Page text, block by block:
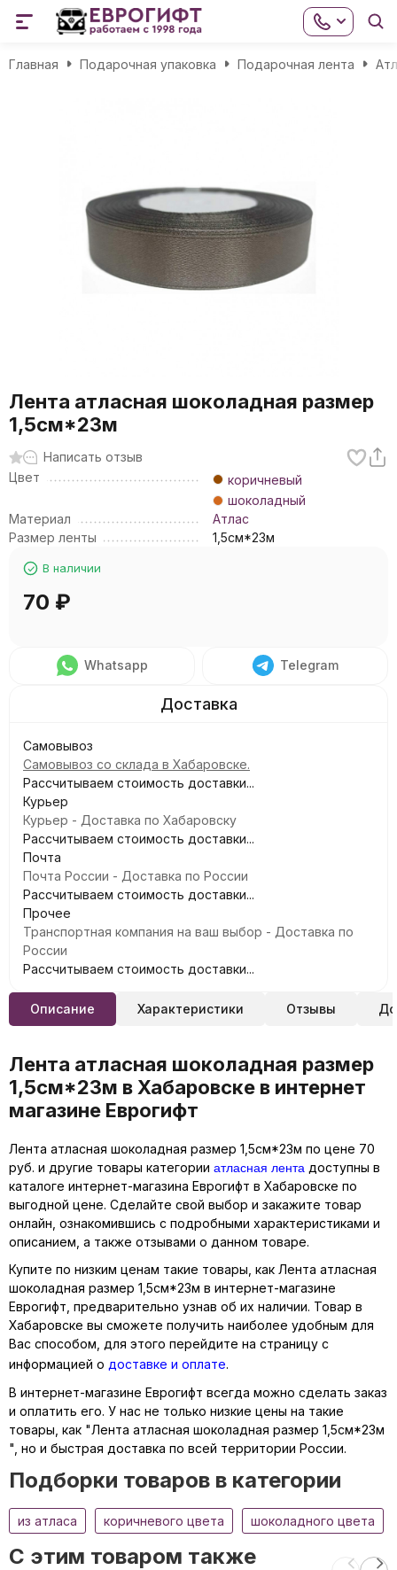
Главная Подарочная упаковка Подарочная лента
Лента атласная шоколадная размер
1,5см*23м
Написать отзыв
Цвет
коричневый
шоколадный
Материал
Атлас
Размер ленты
1,5см*23м
В наличии
70 ₽
Whatsapp Telegram
Самовывоз
Самовывоз со склада в Хабаровске.
Рассчитываем стоимость доставки...
Курьер
Курьер - Доставка по Хабаровску
Рассчитываем стоимость доставки...
Почта
Почта России - Доставка по России
Рассчитываем стоимость доставки...
Прочее
Транспортная компания на ваш выбор - Доставка по
России
Рассчитываем стоимость доставки...
Описание Характеристики Отзывы
Лента атласная шоколадная размер
1,5см*23м в Хабаровске в интернет
магазине Еврогифт
Лента атласная шоколадная размер 1,5см*23м по цене 70
руб. и другие товары категории атласная лента доступны в
каталоге интернет-магазина Еврогифт в Хабаровске по
выгодной цене. Сделайте свой выбор и закажите товар
онлайн, ознакомившись с подробными характеристиками и
описанием, а также отзывами о данном товаре.
Купите по низким ценам такие товары, как Лента атласная
шоколадная размер 1,5см*23м в интернет-магазине
Еврогифт, предварительно узнав об их наличии. Товар в
Хабаровске вы сможете получить наиболее удобным для
Вас способом, для этого перейдите на страницу с
информацией о доставке и оплате.
В интернет-магазине Еврогифт всегда можно сделать заказ
и оплатить его. У нас не только низкие цены на такие
товары, как "Лента атласная шоколадная размер 1,5см*23м
", но и быстрая доставка по всей территории России.
Подборки товаров в категории
из атласа коричневого цвета шоколадного цвета
C этим товаром также